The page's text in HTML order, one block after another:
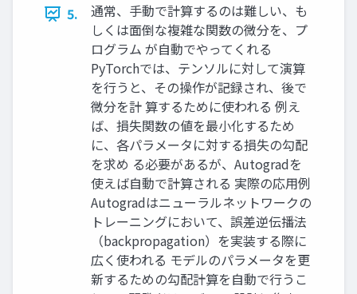
5.
通常、手動で計算するのは難しい、も
しくは面倒な複雑な関数の微分を、プ
ログラム が自動でやってくれる
PyTorchでは、テンソルに対して演算
を行うと、その操作が記録され、後で
微分を計 算するために使われる 例え
ば、損失関数の値を最小化するため
に、各パラメータに対する損失の勾配
を求め る必要があるが、Autogradを
使えば自動で計算される 実際の応用例
Autogradはニューラルネットワークの
トレーニングにおいて、誤差逆伝播法
（backpropagation）を実装する際に
広く使われる モデルのパラメータを更
新するための勾配計算を自動で行うこ